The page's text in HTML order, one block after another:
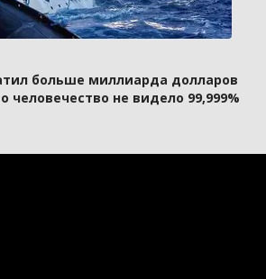
больше миллиарда долларов
человечество не видело 99,999%